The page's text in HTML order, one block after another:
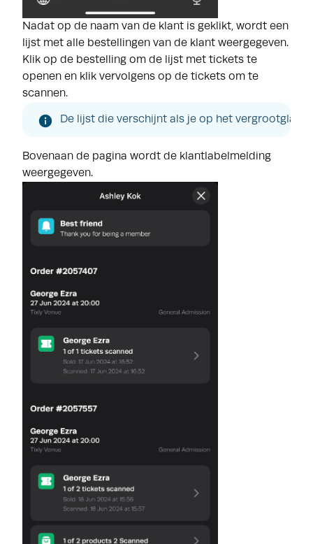
Nadat op de naam van de klant is geklikt, wordt een
lijst met alle bestellingen van de klant weergegeven.
Klik op de bestelling om de lijst met tickets te
openen en klik vervolgens op de tickets om te
scannen.
De lijst die verschijnt als je op het vergrootglas
Bovenaan de pagina wordt de klantlabelmelding
weergegeven.